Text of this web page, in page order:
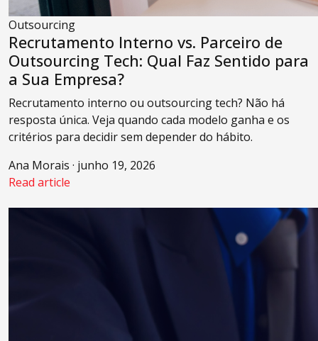
Outsourcing
Recrutamento Interno vs. Parceiro de
Outsourcing Tech: Qual Faz Sentido para
a Sua Empresa?
Recrutamento interno ou outsourcing tech? Não há
resposta única. Veja quando cada modelo ganha e os
critérios para decidir sem depender do hábito.
Ana Morais · junho 19, 2026
Read article